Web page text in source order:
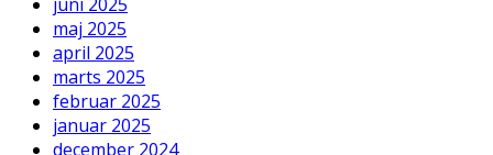
maj 2025
april 2025
marts 2025
februar 2025
januar 2025
december 2024